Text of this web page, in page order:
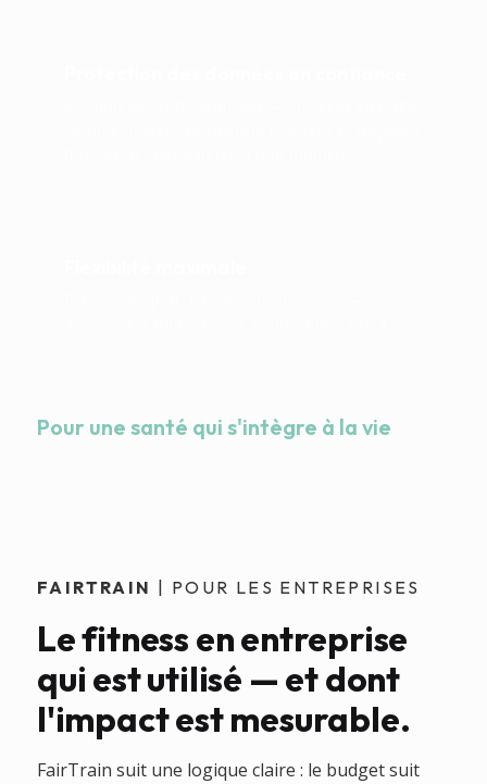
Pour une santé qui s'intègre à la vie
FAIRTRAIN | POUR LES ENTREPRISES
Le fitness en entreprise
qui est utilisé — et dont
l'impact est mesurable.
FairTrain suit une logique claire : le budget suit